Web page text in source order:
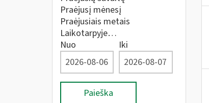
Praėjusį mėnesį
Praėjusiais metais
Laikotarpyje…
Nuo
Iki
Paieška